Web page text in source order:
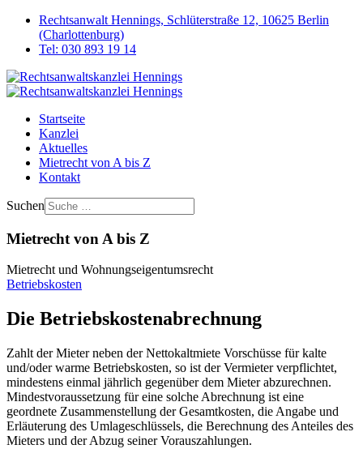
Rechtsanwalt Hennings, Schlüterstraße 12, 10625 Berlin
(Charlottenburg)
Tel: 030 893 19 14
Startseite
Kanzlei
Aktuelles
Mietrecht von A bis Z
Kontakt
Suchen
Mietrecht von A bis Z
Mietrecht und Wohnungseigentumsrecht
Betriebskosten
Die Betriebskostenabrechnung
Zahlt der Mieter neben der Nettokaltmiete Vorschüsse für kalte
und/oder warme Betriebskosten, so ist der Vermieter verpflichtet,
mindestens einmal jährlich gegenüber dem Mieter abzurechnen.
Mindestvoraussetzung für eine solche Abrechnung ist eine
geordnete Zusammenstellung der Gesamtkosten, die Angabe und
Erläuterung des Umlageschlüssels, die Berechnung des Anteiles des
Mieters und der Abzug seiner Vorauszahlungen.